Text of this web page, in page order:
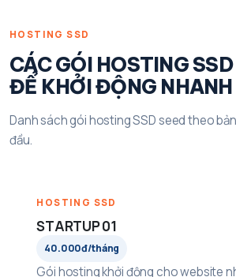
HOSTING SSD
CÁC GÓI HOSTING
ĐỂ KHỞI ĐỘNG NHANH
Danh sách gói hosting SSD seed theo
đầu.
HOSTING SSD
STARTUP 01
40.000đ/tháng
Gói hosting khởi động cho website